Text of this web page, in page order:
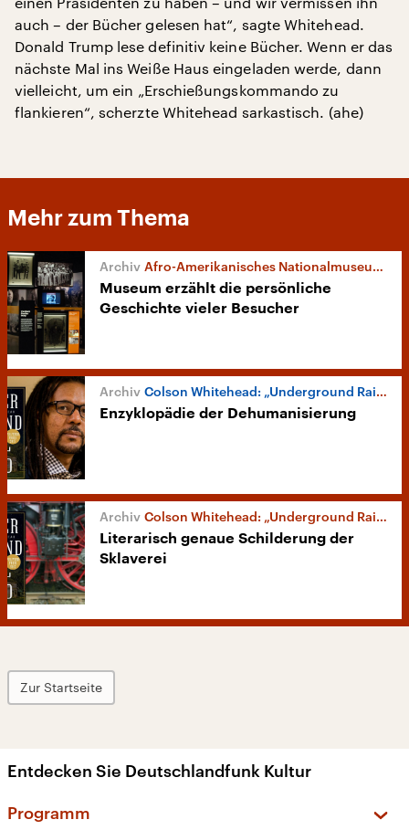
auch – der Bücher gelesen hat“, sagte Whitehead.
Donald Trump lese definitiv keine Bücher. Wenn er das
nächste Mal ins Weiße Haus eingeladen werde, dann
vielleicht, um ein „Erschießungskommando zu
flankieren“, scherzte Whitehead sarkastisch. (ahe)
Mehr zum Thema
Afro-Amerikanisches Nationalmuseum in den USA
Museum erzählt die persönliche
Geschichte vieler Besucher
Colson Whitehead: „Underground Railroad“
Enzyklopädie der Dehumanisierung
Colson Whitehead: „Underground Railroad”
Literarisch genaue Schilderung der
Sklaverei
Zur Startseite
Entdecken Sie Deutschlandfunk Kultur
Programm